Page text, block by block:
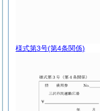
様式第3号(第4条関係)